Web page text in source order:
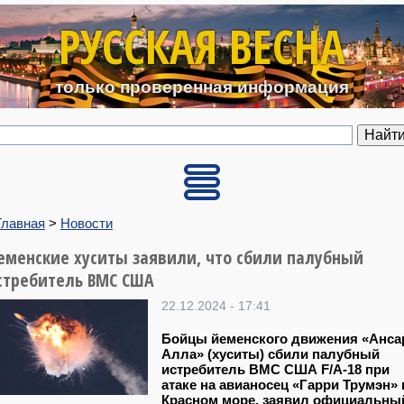
Перейти к основному
РУССКАЯ ВЕСНА
только проверенная информация
> Новости
хуситы заявили, что сбили палубный
ВМС США
22.12.2024 - 17:41
Бойцы йеменского движения
Алла» (хуситы) сбили палубный
истребитель ВМС США F/A-18 при
атаке на авианосец «Гарри Трумэн»
Красном море, заявил